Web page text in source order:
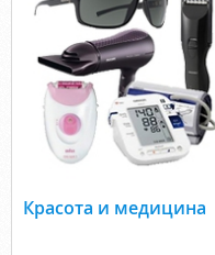
Красота и медицина